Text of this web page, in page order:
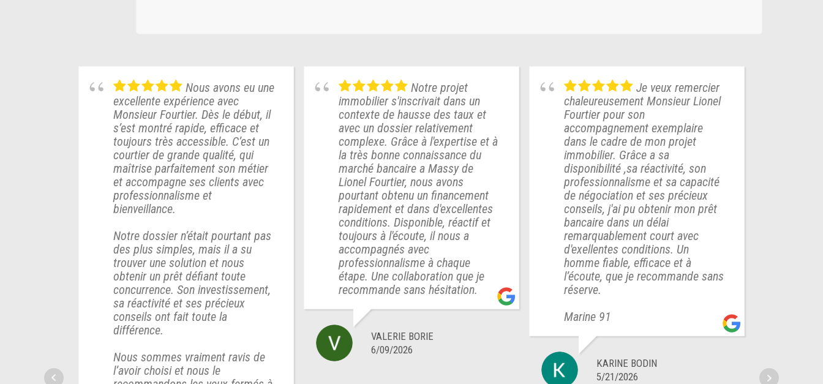
Nous avons eu une
excellente expérience avec
Monsieur Fourtier. Dès le début, il
s’est montré rapide, efficace et
toujours très accessible. C’est un
courtier de grande qualité, qui
maîtrise parfaitement son métier
et accompagne ses clients avec
professionnalisme et
bienveillance.
Notre dossier n’était pourtant pas
des plus simples, mais il a su
trouver une solution et nous
obtenir un prêt défiant toute
concurrence. Son investissement,
sa réactivité et ses précieux
conseils ont fait toute la
différence.
Nous sommes vraiment ravis de
l’avoir choisi et nous le
Notre projet
immobilier s'inscrivait dans un
contexte de hausse des taux et
avec un dossier relativement
complexe. Grâce à l'expertise et à
la très bonne connaissance du
marché bancaire a Massy de
Lionel Fourtier, nous avons
pourtant obtenu un financement
rapidement et dans d'excellentes
conditions. Disponible, réactif et
toujours à l'écoute, il nous a
accompagnés avec
professionnalisme à chaque
étape. Une collaboration que je
recommande sans hésitation.
VALERIE BORIE
6/09/2026
Je veux remercier
chaleureusement Monsieur Lionel
Fourtier pour son
accompagnement exemplaire
dans le cadre de mon projet
immobilier. Grâce a sa
disponibilité ,sa réactivité, son
professionnalisme et sa capacité
de négociation et ses précieux
conseils, j'ai pu obtenir mon prêt
bancaire dans un délai
remarquablement court avec
d'exellentes conditions. Un
homme fiable, efficace et à
l’écoute, que je recommande sans
réserve.
Marine 91
KARINE BODIN
5/21/2026